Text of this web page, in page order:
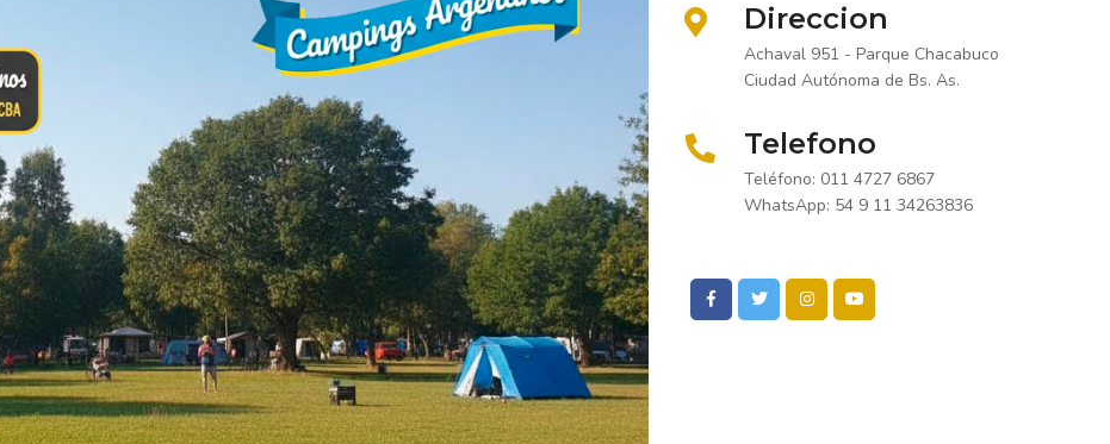
Direccion
Achaval 951 - Parque Chacabuco
Ciudad Autónoma de Bs. As.
Telefono
Teléfono: 011 4727 6867
WhatsApp: 54 9 11 34263836